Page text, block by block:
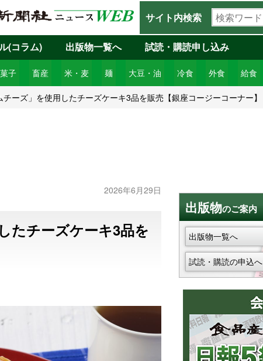
サイト内検索
検
索
ワ
ー
ド
を
入
菓子 畜産 米・麦 麺 大豆・油 冷食 外食 給食
(コラム) 出版物一覧へ 試読・購読申し込み
チーズ」を使用したチーズケーキ3品を販売【銀座コージーコーナー】
2026年6月29日
たチーズケーキ3品を
出版物のご案内
出版物一覧へ
試読・購読の申込へ